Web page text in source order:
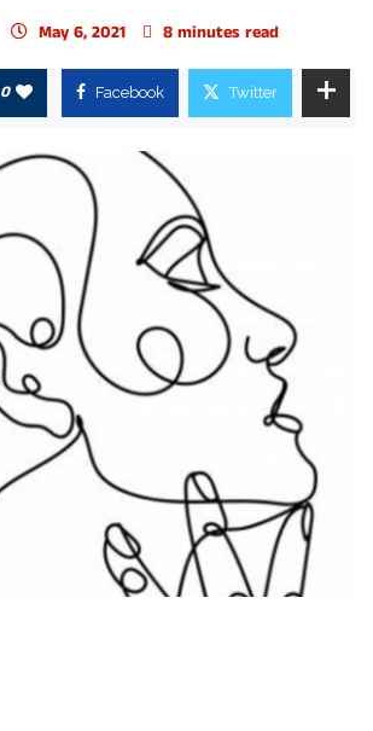
May 6, 2021 8 minutes read
0 Facebook Twitter